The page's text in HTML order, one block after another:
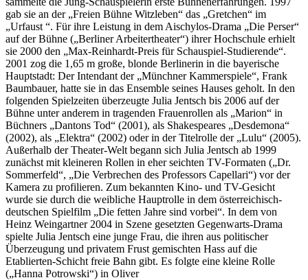
gab sie an der „Freien Bühne Witzleben“ das „Gretchen“ im
„Urfaust “. Für ihre Leistung in dem Aischylos-Drama „Die Perser“
auf der Bühne („Berliner Arbeitertheater“) ihrer Hochschule erhielt
sie 2000 den „Max-Reinhardt-Preis für Schauspiel-Studierende“.
2001 zog die 1,65 m große, blonde Berlinerin in die bayerische
Hauptstadt: Der Intendant der „Münchner Kammerspiele“, Frank
Baumbauer, hatte sie in das Ensemble seines Hauses geholt. In den
folgenden Spielzeiten überzeugte Julia Jentsch bis 2006 auf der
Bühne unter anderem in tragenden Frauenrollen als „Marion“ in
Büchners „Dantons Tod“ (2001), als Shakespeares „Desdemona“
(2002), als „Elektra“ (2002) oder in der Titelrolle der „Lulu“ (2005).
Außerhalb der Theater-Welt begann sich Julia Jentsch ab 1999
zunächst mit kleineren Rollen in eher seichten TV-Formaten („Dr.
Sommerfeld“, „Die Verbrechen des Professors Capellari“) vor der
Kamera zu profilieren. Zum bekannten Kino- und TV-Gesicht
wurde sie durch die weibliche Hauptrolle in dem österreichisch-
deutschen Spielfilm „Die fetten Jahre sind vorbei“. In dem von
Heinz Weingartner 2004 in Szene gesetzten Gegenwarts-Drama
spielte Julia Jentsch eine junge Frau, die ihren aus politischer
Überzeugung und privatem Frust gemischten Hass auf die
Etablierten-Schicht freie Bahn gibt. Es folgte eine kleine Rolle
(„Hanna Potrowski“) in Oliver